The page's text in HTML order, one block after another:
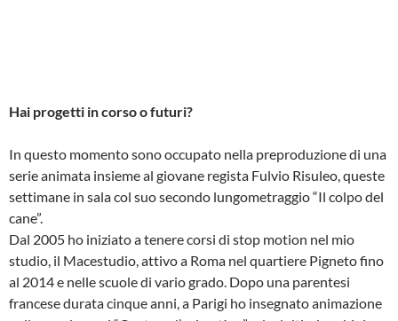
Hai progetti in corso o futuri?
In questo momento sono occupato nella preproduzione di una
serie animata insieme al giovane regista Fulvio Risuleo, queste
settimane in sala col suo secondo lungometraggio “Il colpo del
cane”.
Dal 2005 ho iniziato a tenere corsi di stop motion nel mio
studio, il Macestudio, attivo a Roma nel quartiere Pigneto fino
al 2014 e nelle scuole di vario grado. Dopo una parentesi
francese durata cinque anni, a Parigi ho insegnato animazione